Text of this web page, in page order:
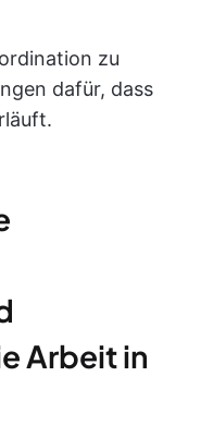
zu
dafür, dass
Arbeit in